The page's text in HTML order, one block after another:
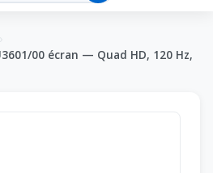
00 écran — Quad HD, 120 Hz,